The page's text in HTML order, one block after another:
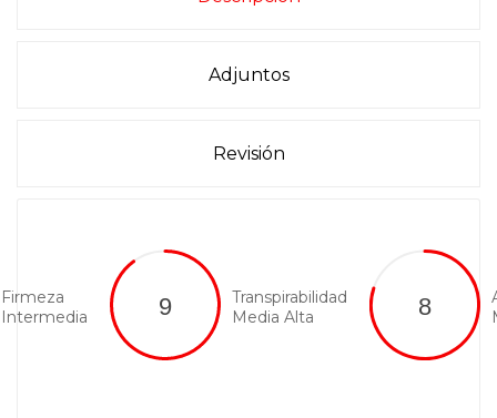
Adjuntos
Revisión
Firmeza
Intermedia
Transpirabilidad
Media Alta